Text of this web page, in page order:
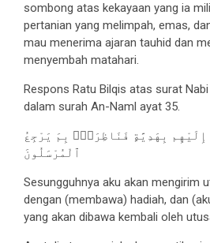
sombong atas kekayaan yang ia
pertanian yang melimpah, emas,
mau menerima ajaran tauhid dan
menyembah matahari.
Respons Ratu Bilqis atas surat
dalam surah An-Naml ayat 35.
إِلَيْهِم بِهَدِيَّةٍ فَنَاظِرَةٌۢ بِمَ يَرْجِعُ
ٱلْمُرْسَلُونَ
Sesungguhnya aku akan mengirim
dengan (membawa) hadiah, dan
yang akan dibawa kembali oleh